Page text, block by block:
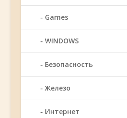
Games
WINDOWS
Безопасность
Железо
Интернет